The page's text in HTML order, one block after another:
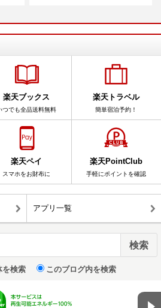
楽天ブックス
つでも全品送料無料
楽天トラベル
簡単宿泊予約！
楽天ペイ
スマホをお財布に
楽天PointClub
手軽にポイントを確認
アプリ一覧
検索 このブログ内を検索